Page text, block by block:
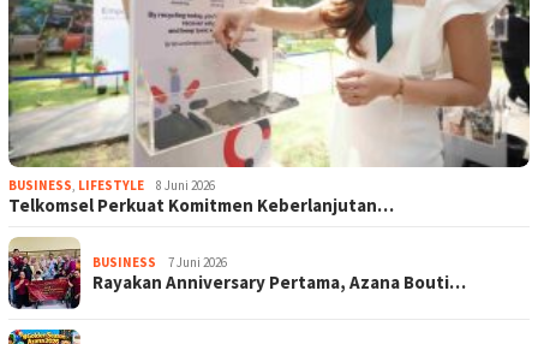
BUSINESS LIFESTYLE 8 Juni 2026
Telkomsel Perkuat Komitmen Keberlanjutan…
BUSINESS 7 Juni 2026
Rayakan Anniversary Pertama, Azana Bouti…